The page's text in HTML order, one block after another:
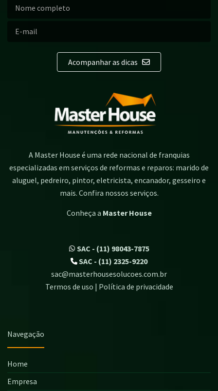
Acompanhar as dicas
A Master House é uma rede nacional de franquias
especializadas em serviços de reformas e reparos: marido de
aluguel, pedreiro, pintor, eletricista, encanador, gesseiro e
mais. Confira nossos serviços.
Conheça a Master House
SAC - (11) 98043-7875
SAC - (11) 2325-9220
sac@masterhousesolucoes.com.br
Termos de uso | Política de privacidade
Navegação
Home
Empresa